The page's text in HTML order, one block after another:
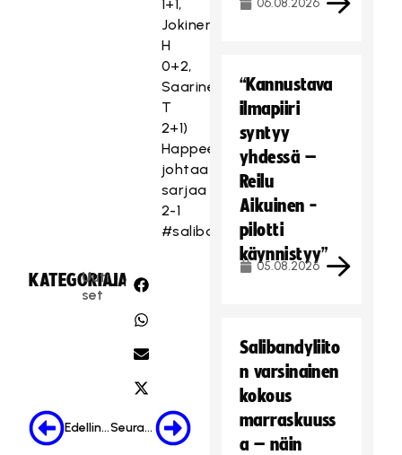
1+1,
Jokinen
H
0+2,
Saarinen
T
2+1)
Happee
johtaa
sarjaa
2-1
#salibandy
KATEGORIA:
Uuti
set
JAA:
Edellinen Seuraava
06.08.2026
“Kannustava
ilmapiiri
syntyy
yhdessä –
Reilu
Aikuinen -
pilotti
käynnistyy”
05.08.2026
Salibandyliito
n varsinainen
kokous
marraskuuss
a – näin